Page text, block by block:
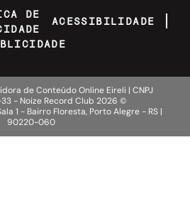
DE
ACESSIBILIDADE
de Conteúdo Online Eireli | CNPJ
33 - Noize Record Club 2026 ©
1 - Bairro Floresta, Porto Alegre - RS |
90220-060